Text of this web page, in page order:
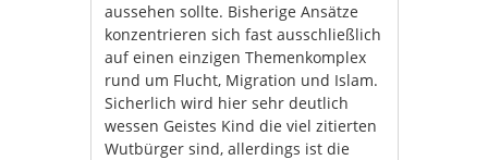
aussehen sollte. Bisherige Ansätze
konzentrieren sich fast ausschließlich
auf einen einzigen Themenkomplex
rund um Flucht, Migration und Islam.
Sicherlich wird hier sehr deutlich
wessen Geistes Kind die viel zitierten
Wutbürger sind, allerdings ist die